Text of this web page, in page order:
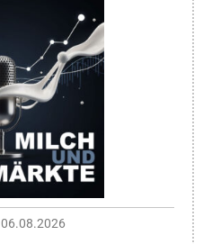
06.08.2026